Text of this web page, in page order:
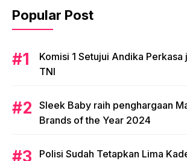
Popular Post
Komisi 1 Setujui Andika Perkasa
TNI
Sleek Baby raih penghargaan
Brands of the Year 2024
Polisi Sudah Tetapkan Lima